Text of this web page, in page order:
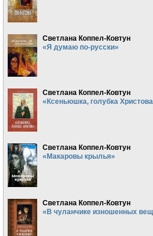
Светлана Коппел-Ковтун
«Я думаю по-русски»
Светлана Коппел-Ковтун
«Ксеньюшка, голубка
Светлана Коппел-Ковтун
«Макаровы крылья»
Светлана Коппел-Ковтун
«В чуланчике изношенных